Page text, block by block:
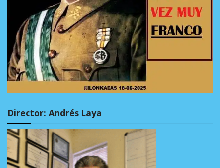
Director: Andrés Laya